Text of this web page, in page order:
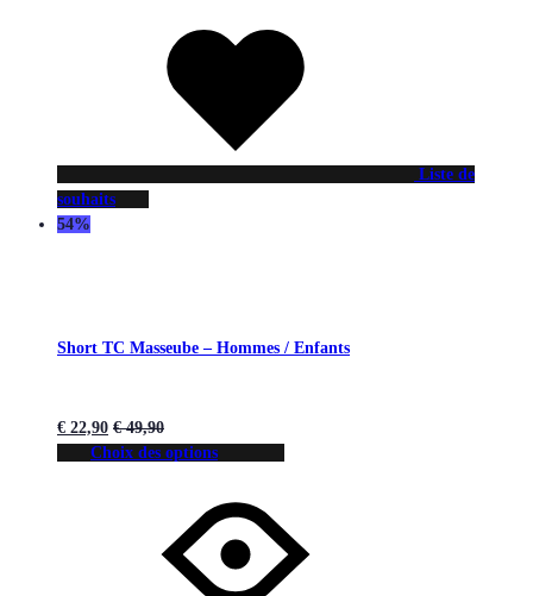
Liste de
souhaits
54%
Short TC Masseube – Hommes / Enfants
€ 22,90 €49,90
Choix des options